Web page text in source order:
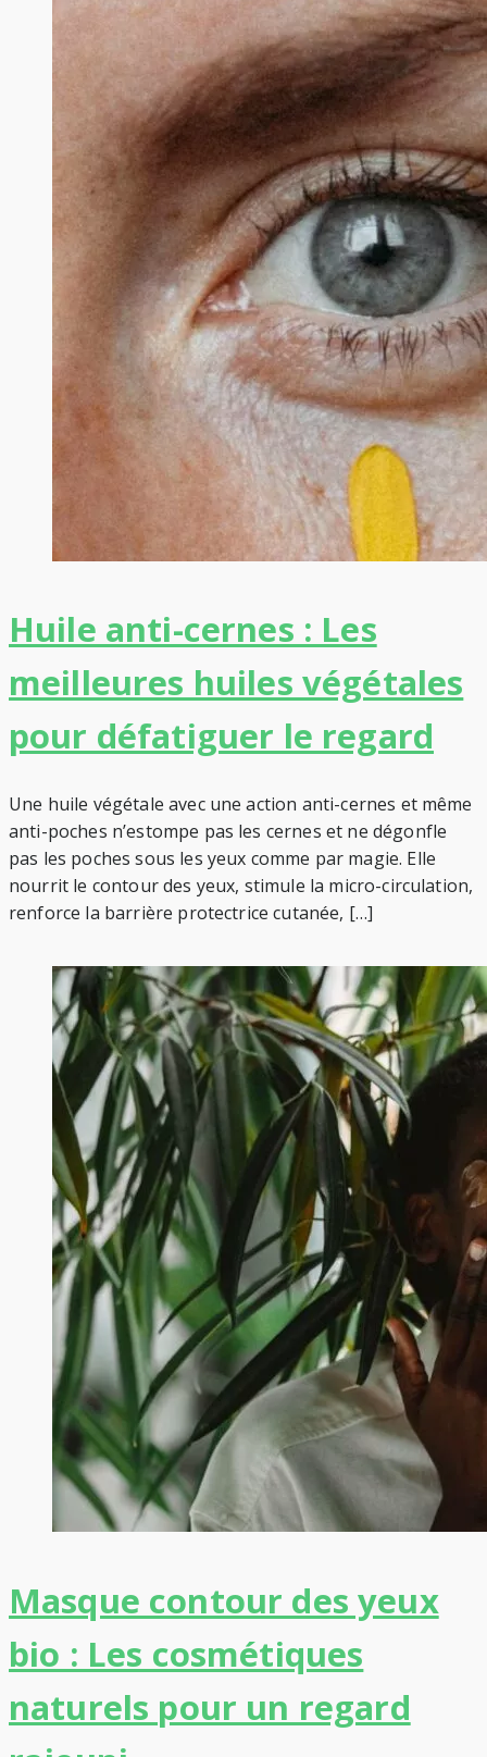
Huile anti-cernes : Les
meilleures huiles végétales
pour défatiguer le regard
Une huile végétale avec une action anti-cernes et même
anti-poches n’estompe pas les cernes et ne dégonfle
pas les poches sous les yeux comme par magie. Elle
nourrit le contour des yeux, stimule la micro-circulation,
renforce la barrière protectrice cutanée, […]
Masque contour des yeux
bio : Les cosmétiques
naturels pour un regard